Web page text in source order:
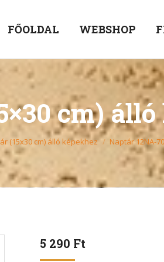
FŐOLDAL WEBSHOP
cm)
(15x30 cm) álló képekhez Naptár 12NA-
5 290 Ft